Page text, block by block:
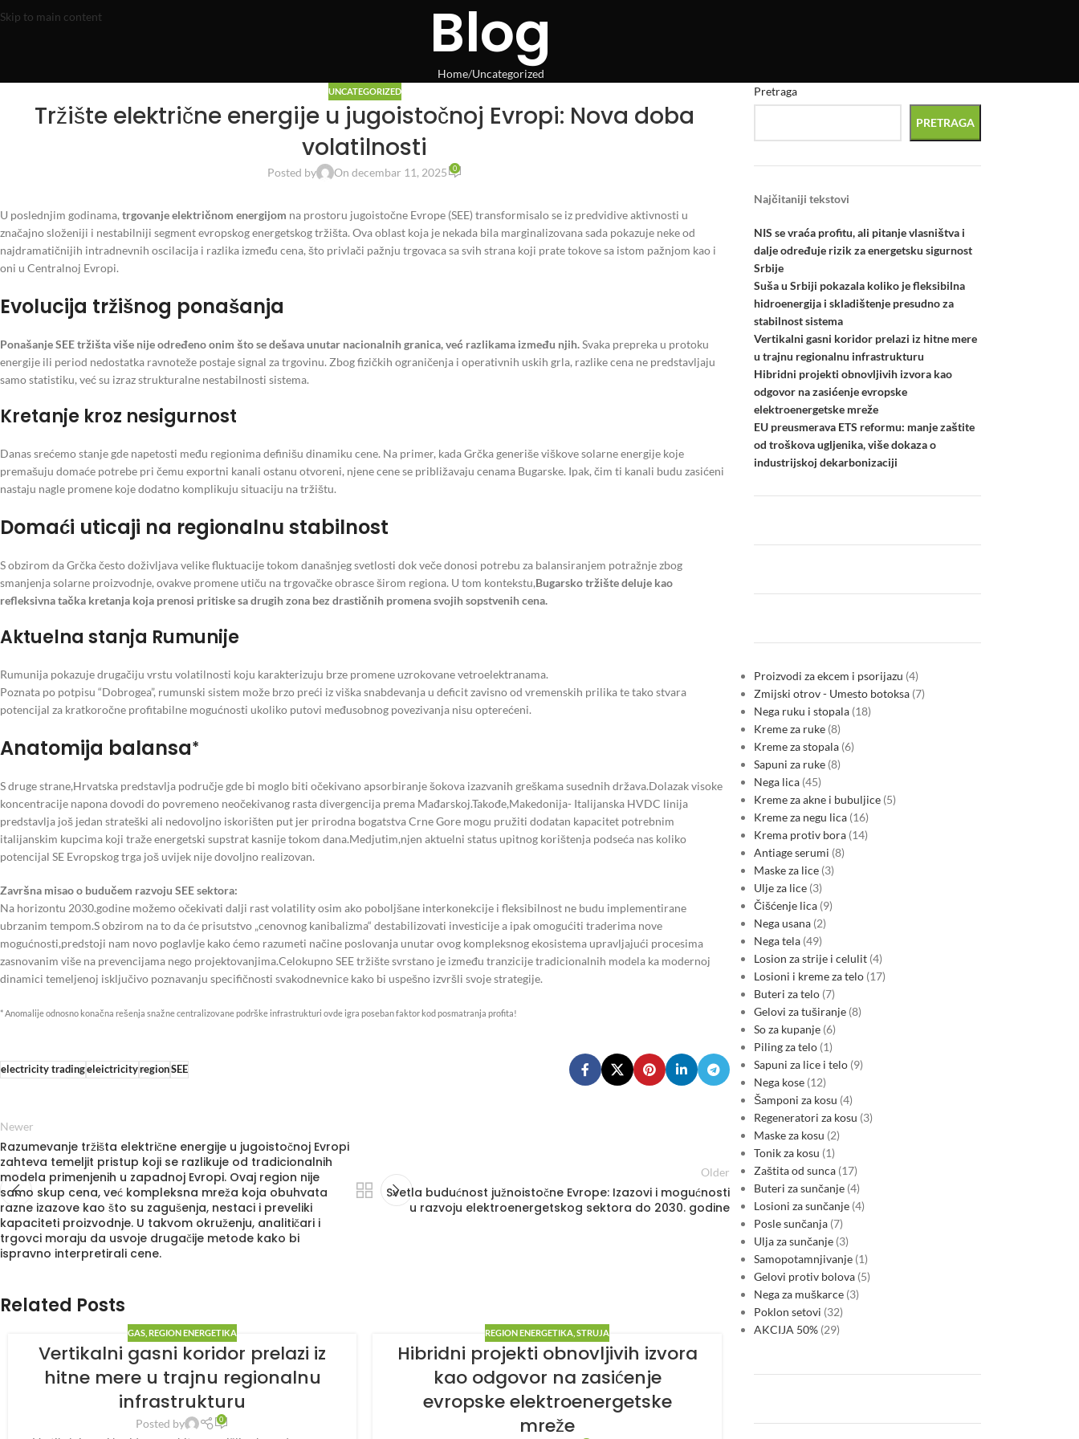
Skip to main content Blog
Home Uncategorized
UNCATEGORIZED
Tržište električne energije u jugoistočnoj Evropi: Nova doba
volatilnosti
Posted by On decembar 11, 2025 0
U poslednjim godinama, trgovanje električnom energijom na prostoru jugoistočne Evrope (SEE) transformisalo se iz predvidive aktivnosti u
značajno složeniji i nestabilniji segment evropskog energetskog tržišta. Ova oblast koja je nekada bila marginalizovana sada pokazuje neke od
najdramatičnijih intradnevnih oscilacija i razlika između cena, što privlači pažnju trgovaca sa svih strana koji prate tokove sa istom pažnjom kao i
oni u Centralnoj Evropi.
Evolucija tržišnog ponašanja
Ponašanje SEE tržišta više nije određeno onim što se dešava unutar nacionalnih granica, već razlikama između njih.Svaka prepreka u protoku
energije ili period nedostatka ravnoteže postaje signal za trgovinu. Zbog fizičkih ograničenja i operativnih uskih grla, razlike cena ne predstavljaju
samo statistiku, već su izraz strukturalne nestabilnosti sistema.
Kretanje kroz nesigurnost
Danas srećemo stanje gde napetosti među regionima definišu dinamiku cene. Na primer, kada Grčka generiše viškove solarne energije koje
premašuju domaće potrebe pri čemu exportni kanali ostanu otvoreni, njene cene se približavaju cenama Bugarske. Ipak, čim ti kanali budu zasićeni
nastaju nagle promene koje dodatno komplikuju situaciju na tržištu.
Domaći uticaji na regionalnu stabilnost
S obzirom da Grčka često doživljava velike fluktuacije tokom današnjeg svetlosti dok veče donosi potrebu za balansiranjem potražnje zbog
smanjenja solarne proizvodnje, ovakve promene utiču na trgovačke obrasce širom regiona. U tom kontekstu,Bugarsko tržište deluje kao
refleksivna tačka kretanja koja prenosi pritiske sa drugih zona bez drastičnih promena svojih sopstvenih cena.
Aktuelna stanja Rumunije
Rumunija pokazuje drugačiju vrstu volatilnosti koju karakterizuju brze promene uzrokovane vetroelektranama.
Poznata po potpisu “Dobrogea”, rumunski sistem može brzo preći iz viška snabdevanja u deficit zavisno od vremenskih prilika te tako stvara
potencijal za kratkoročne profitabilne mogućnosti ukoliko putovi međusobnog povezivanja nisu opterećeni.
Anatomija balansa*
S druge strane,Hrvatska predstavlja područje gde bi moglo biti očekivano apsorbiranje šokova izazvanih greškama susednih država.Dolazak visoke
koncentracije napona dovodi do povremeno neočekivanog rasta divergencija prema Mađarskoj.Takođe,Makedonija- Italijanska HVDC linija
predstavlja još jedan strateški ali nedovoljno iskorišten put jer prirodna bogatstva Crne Gore mogu pružiti dodatan kapacitet potrebnim
italijanskim kupcima koji traže energetski supstrat kasnije tokom dana.Medjutim,njen aktuelni status upitnog korištenja podseća nas koliko
potencijal SE Evropskog trga još uvijek nije dovoljno realizovan.
Završna misao o budučem razvoju SEE sektora:
Na horizontu 2030.godine možemo očekivati dalji rast volatility osim ako poboljšane interkonekcije i fleksibilnost ne budu implementirane
ubrzanim tempom.S obzirom na to da će prisutstvo „cenovnog kanibalizma“ destabilizovati investicije a ipak omogućiti traderima nove
mogućnosti,predstoji nam novo poglavlje kako ćemo razumeti načine poslovanja unutar ovog kompleksnog ekosistema upravljajući procesima
zasnovanim više na prevencijama nego projektovanjima.Celokupno SEE tržište svrstano je između tranzicije tradicionalnih modela ka modernoj
dinamici temeljenoj isključivo poznavanju specifičnosti svakodnevnice kako bi uspešno izvršli svoje strategije.
* Anomalije odnosno konačna rešenja snažne centralizovane podrške infrastrukturi ovde igra poseban faktor kod posmatranja profita!
electricity tradingeleictricityregionSEE
Newer
Razumevanje tržišta električne energije u jugoistočnoj Evropi
zahteva temeljit pristup koji se razlikuje od tradicionalnih
modela primenjenih u zapadnoj Evropi. Ovaj region nije
samo skup cena, već kompleksna mreža koja obuhvata
razne izazove kao što su zagušenja, nestaci i preveliki
kapaciteti proizvodnje. U takvom okruženju, analitičari i
trgovci moraju da usvoje drugačije metode kako bi
ispravno interpretirali cene.
Older
Svetla budućnost južnoistočne Evrope: Izazovi i mogućnosti
u razvoju elektroenergetskog sektora do 2030. godine
Related Posts
GAS ,REGION ENERGETIKA
Vertikalni gasni koridor prelazi iz
hitne mere u trajnu regionalnu
infrastrukturu
Posted by 0
REGION ENERGETIKA ,STRUJA
Hibridni projekti obnovljivih izvora
kao odgovor na zasićenje
evropske elektroenergetske
mreže
manje zaštite od troškova
industrijskoj dekarbonizaciji
Pretraga
PRETRAGA
Najčitaniji tekstovi
NIS se vraća profitu, ali pitanje vlasništva i
dalje određuje rizik za energetsku sigurnost
Srbije
Suša u Srbiji pokazala koliko je fleksibilna
hidroenergija i skladištenje presudno za
stabilnost sistema
Vertikalni gasni koridor prelazi iz hitne mere
u trajnu regionalnu infrastrukturu
Hibridni projekti obnovljivih izvora kao
odgovor na zasićenje evropske
elektroenergetske mreže
EU preusmerava ETS reformu: manje zaštite
od troškova ugljenika, više dokaza o
industrijskoj dekarbonizaciji
Proizvodi za ekcem i psorijazu 4
Zmijski otrov - Umesto botoksa 7
Nega ruku i stopala 18
Kreme za ruke 8
Kreme za stopala 6
Sapuni za ruke 8
Nega lica 45
Kreme za akne i bubuljice 5
Kreme za negu lica 16
Krema protiv bora 14
Antiage serumi 8
Maske za lice 3
Ulje za lice 3
Čišćenje lica 9
Nega usana 2
Nega tela 49
Losion za strije i celulit 4
Losioni i kreme za telo 17
Buteri za telo 7
Gelovi za tuširanje 8
So za kupanje 6
Piling za telo 1
Sapuni za lice i telo 9
Nega kose 12
Šamponi za kosu 4
Regeneratori za kosu 3
Maske za kosu 2
Tonik za kosu 1
Zaštita od sunca 17
Buteri za sunčanje 4
Losioni za sunčanje 4
Posle sunčanja 7
Ulja za sunčanje 3
Samopotamnjivanje 1
Gelovi protiv bolova 5
Nega za muškarce 3
Poklon setovi 32
AKCIJA 50% 29